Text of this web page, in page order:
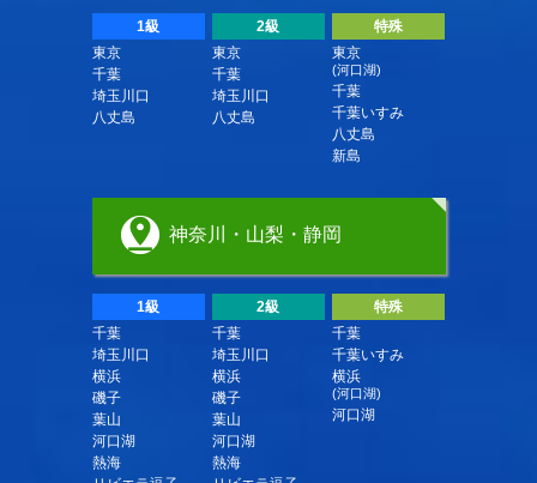
1級
東京
千葉
埼玉川口
八丈島
2級
東京
千葉
埼玉川口
八丈島
特殊
東京
(河口湖)
千葉
千葉いすみ
八丈島
新島
神奈川・山梨・静岡
1級
千葉
埼玉川口
横浜
磯子
葉山
河口湖
熱海
2級
千葉
埼玉川口
横浜
磯子
葉山
河口湖
熱海
特殊
千葉
千葉いすみ
横浜
(河口湖)
河口湖